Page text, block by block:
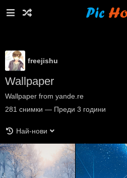
freejishu
Wallpaper
Wallpaper from yande.re
281 снимки — Преди 3 години
Най-нови